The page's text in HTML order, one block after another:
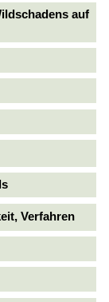
auf
Verfahren